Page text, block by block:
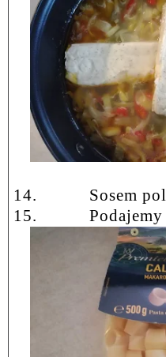
14.
Sosem
15.